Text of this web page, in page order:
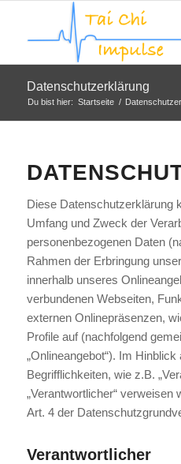
Datenschutzerklärung
Du bist hier: Startseite /
Diese Datenschutzerklärung
Umfang und Zweck der
personenbezogenen Daten
Rahmen der Erbringung
innerhalb unseres
verbundenen Webseiten,
externen Onlinepräsenzen,
Profile auf (nachfolgend
„Onlineangebot“). Im
Begrifflichkeiten, wie z.B.
„Verantwortlicher“ verweisen
Art. 4 der
Verantwortlicher